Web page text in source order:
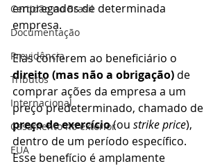
Certidão no Brasil
Documentação
Previdência
Tributos
Internacional
Casamento no exterior
EUA
empregados de determinada
empresa.
Elas conferem ao beneficiário o
direito (mas não a obrigação) de
comprar ações da empresa a um
preço predeterminado, chamado de
preço de exercício (ou strike price),
dentro de um período específico.
Esse benefício é amplamente